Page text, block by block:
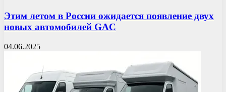
Этим летом в России ожидается появление двух
новых автомобилей GAC
04.06.2025